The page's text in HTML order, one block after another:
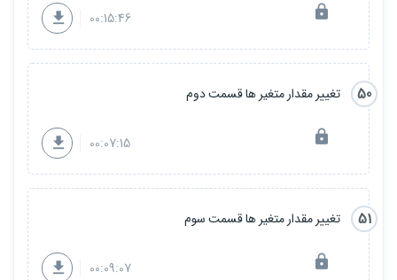
00:15:46
50 تغییر مقدار متغیر ها قسمت دوم
00:07:15
51 تغییر مقدار متغیر ها قسمت سوم
00:09:07